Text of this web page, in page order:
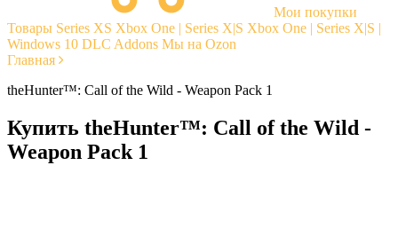
Мои покупки
Товары Series XS Xbox One | Series X|S Xbox One | Series X|S |
Windows 10 DLC Addons Мы на Ozon
Главная
theHunter™: Call of the Wild - Weapon Pack 1
Купить theHunter™: Call of the Wild -
Weapon Pack 1